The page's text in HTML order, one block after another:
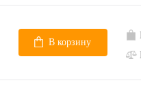
В корзину